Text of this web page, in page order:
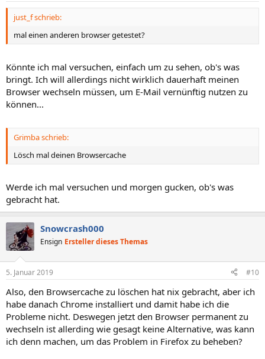
just_f schrieb:
mal einen anderen browser getestet?
Könnte ich mal versuchen, einfach um zu sehen, ob's was
bringt. Ich will allerdings nicht wirklich dauerhaft meinen
Browser wechseln müssen, um E-Mail vernünftig nutzen zu
können...
Grimba schrieb:
Lösch mal deinen Browsercache
Werde ich mal versuchen und morgen gucken, ob's was
gebracht hat.
Snowcrash000
Ensign Ersteller dieses Themas
5. Januar 2019 #10
Also, den Browsercache zu löschen hat nix gebracht, aber ich
habe danach Chrome installiert und damit habe ich die
Probleme nicht. Deswegen jetzt den Browser permanent zu
wechseln ist allerding wie gesagt keine Alternative, was kann
ich denn machen, um das Problem in Firefox zu beheben?